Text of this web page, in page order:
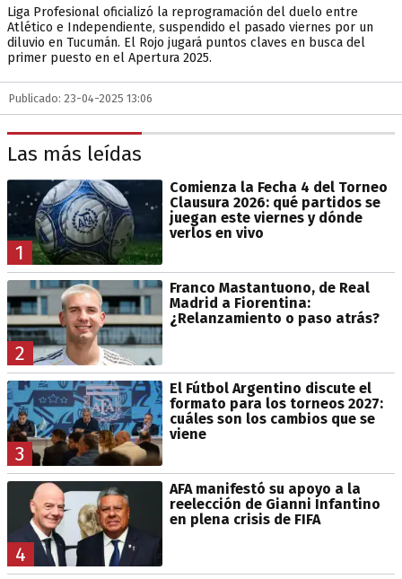
Liga Profesional oficializó la reprogramación del duelo entre
Atlético e Independiente, suspendido el pasado viernes por un
diluvio en Tucumán. El Rojo jugará puntos claves en busca del
primer puesto en el Apertura 2025.
Publicado: 23-04-2025 13:06
Las más leídas
1
Comienza la Fecha 4 del Torneo
Clausura 2026: qué partidos se
juegan este viernes y dónde
verlos en vivo
2
Franco Mastantuono, de Real
Madrid a Fiorentina:
¿Relanzamiento o paso atrás?
3
El Fútbol Argentino discute el
formato para los torneos 2027:
cuáles son los cambios que se
viene
4
AFA manifestó su apoyo a la
reelección de Gianni Infantino
en plena crisis de FIFA